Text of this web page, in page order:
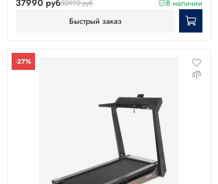
37990 руб50990 руб
В наличии
Быстрый заказ
-27%